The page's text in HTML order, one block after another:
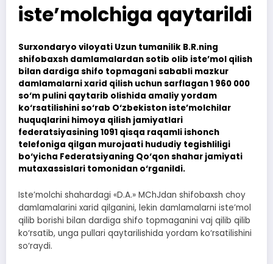
iste’molchiga qaytarildi
Surxondaryo viloyati Uzun tumanilik B.R.ning
shifobaxsh damlamalardan sotib olib iste’mol qilish
bilan dardiga shifo topmagani sababli mazkur
damlamalarni xarid qilish uchun sarflagan 1 960 000
so‘m pulini qaytarib olishida amaliy yordam
ko‘rsatilishini so‘rab O‘zbekiston iste’molchilar
huquqlarini himoya qilish jamiyatlari
federatsiyasining 1091 qisqa raqamli ishonch
telefoniga qilgan murojaati hududiy tegishliligi
bo‘yicha Federatsiyaning Qo‘qon shahar jamiyati
mutaxassislari tomonidan o‘rganildi.
Iste’molchi shahardagi «D.A.» MChJdan shifobaxsh choy
damlamalarini xarid qilganini, lekin damlamalarni iste’mol
qilib borishi bilan dardiga shifo topmaganini vaj qilib qilib
ko‘rsatib, unga pullari qaytarilishida yordam ko‘rsatilishini
so‘raydi.